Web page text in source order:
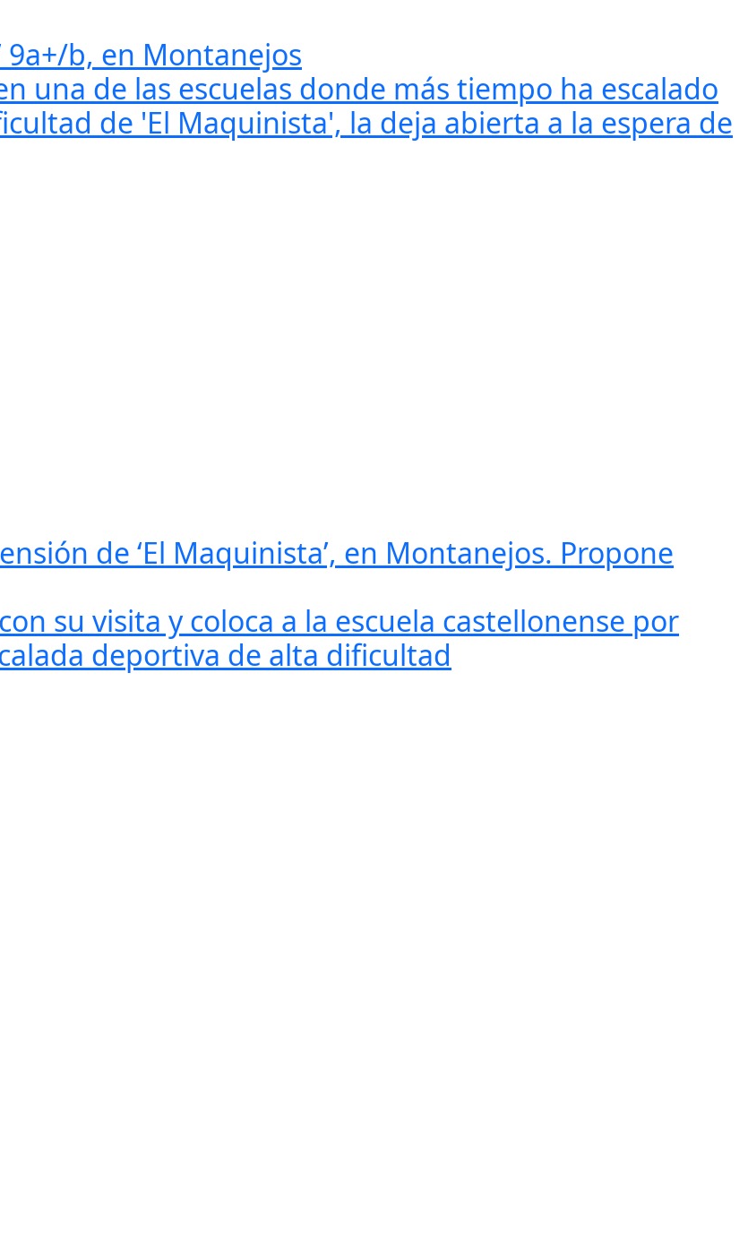
9a+/b, en Montanejos
una de las escuelas donde más tiempo ha escalado
de 'El Maquinista', la deja abierta a la espera de
de ‘El Maquinista’, en Montanejos. Propone
su visita y coloca a la escuela castellonense por
deportiva de alta dificultad